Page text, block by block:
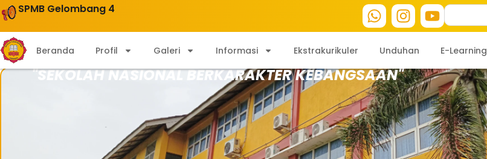
SPMB Gelombang 4
Beranda Profil Galeri Informasi Ekstrakurikuler Unduhan E-Learning
"SEKOLAH NASIONAL BERKARAKTER KEBANGSAAN"